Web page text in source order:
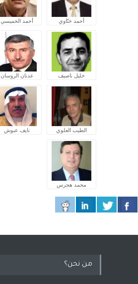
أحمد ختّاوي أحمد الخميسي
خليل ناصيف عدنان الروسان
الطيب العلوي نايف عبوش
محمد هجرس
من نحن؟